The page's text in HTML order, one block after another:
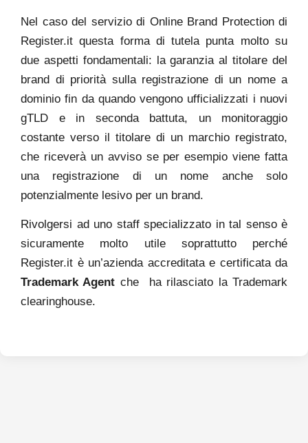
Nel caso del servizio di Online Brand Protection di
Register.it questa forma di tutela punta molto su
due aspetti fondamentali: la garanzia al titolare del
brand di priorità sulla registrazione di un nome a
dominio fin da quando vengono ufficializzati i nuovi
gTLD e in seconda battuta, un monitoraggio
costante verso il titolare di un marchio registrato,
che riceverà un avviso se per esempio viene fatta
una registrazione di un nome anche solo
potenzialmente lesivo per un brand.
Rivolgersi ad uno staff specializzato in tal senso è
sicuramente molto utile soprattutto perché
Register.it è un’azienda accreditata e certificata da
Trademark Agent che ha rilasciato la Trademark
clearinghouse.